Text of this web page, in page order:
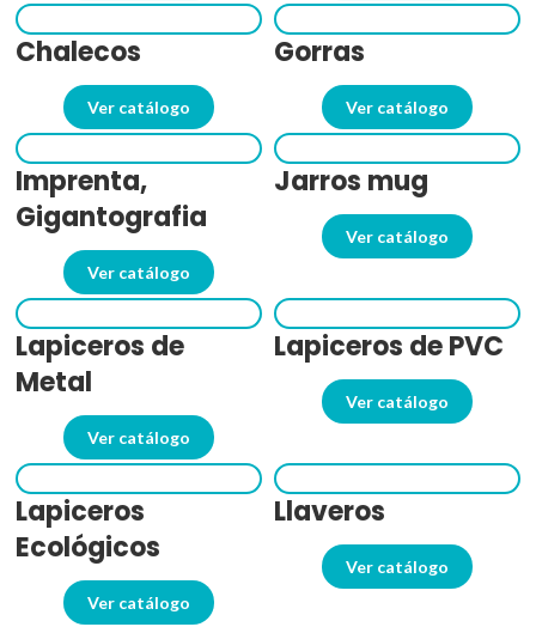
Chalecos
Ver catálogo
Gorras
Ver catálogo
Imprenta,
Gigantografia
Ver catálogo
Jarros mug
Ver catálogo
Lapiceros de
Metal
Ver catálogo
Lapiceros de PVC
Ver catálogo
Lapiceros
Ecológicos
Ver catálogo
Llaveros
Ver catálogo